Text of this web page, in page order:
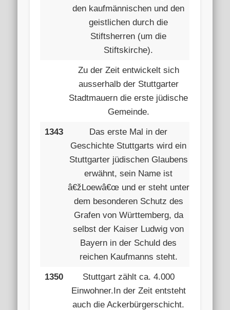
den kaufmännischen und den
geistlichen durch die
Stiftsherren (um die
Stiftskirche).
Zu der Zeit entwickelt sich
ausserhalb der Stuttgarter
Stadtmauern die erste jüdische
Gemeinde.
1343
Das erste Mal in der
Geschichte Stuttgarts wird ein
Stuttgarter jüdischen Glaubens
erwähnt, sein Name ist
â€žLoewâ€œ und er steht unter
dem besonderen Schutz des
Grafen von Württemberg, da
selbst der Kaiser Ludwig von
Bayern in der Schuld des
reichen Kaufmanns steht.
1350
Stuttgart zählt ca. 4.000
Einwohner.In der Zeit entsteht
auch die Ackerbürgerschicht.